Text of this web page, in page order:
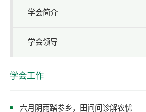
学会简介
学会领导
学会工作
六月阴雨踏参乡，田间问诊解农忧